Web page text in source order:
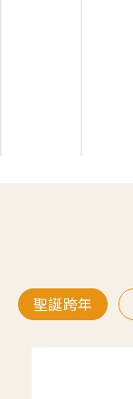
聖誕跨年